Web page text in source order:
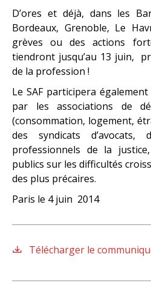
D’ores et déjà, dans les
Bordeaux, Grenoble, Le
grèves ou des actions
tiendront jusqu’au 13 juin,
de la profession !
Le SAF participera
par les associations de
(consommation, logement,
des syndicats
professionnels de la
publics sur les difficultés
des plus précaires.
Paris le 4 juin 2014
Télécharger le